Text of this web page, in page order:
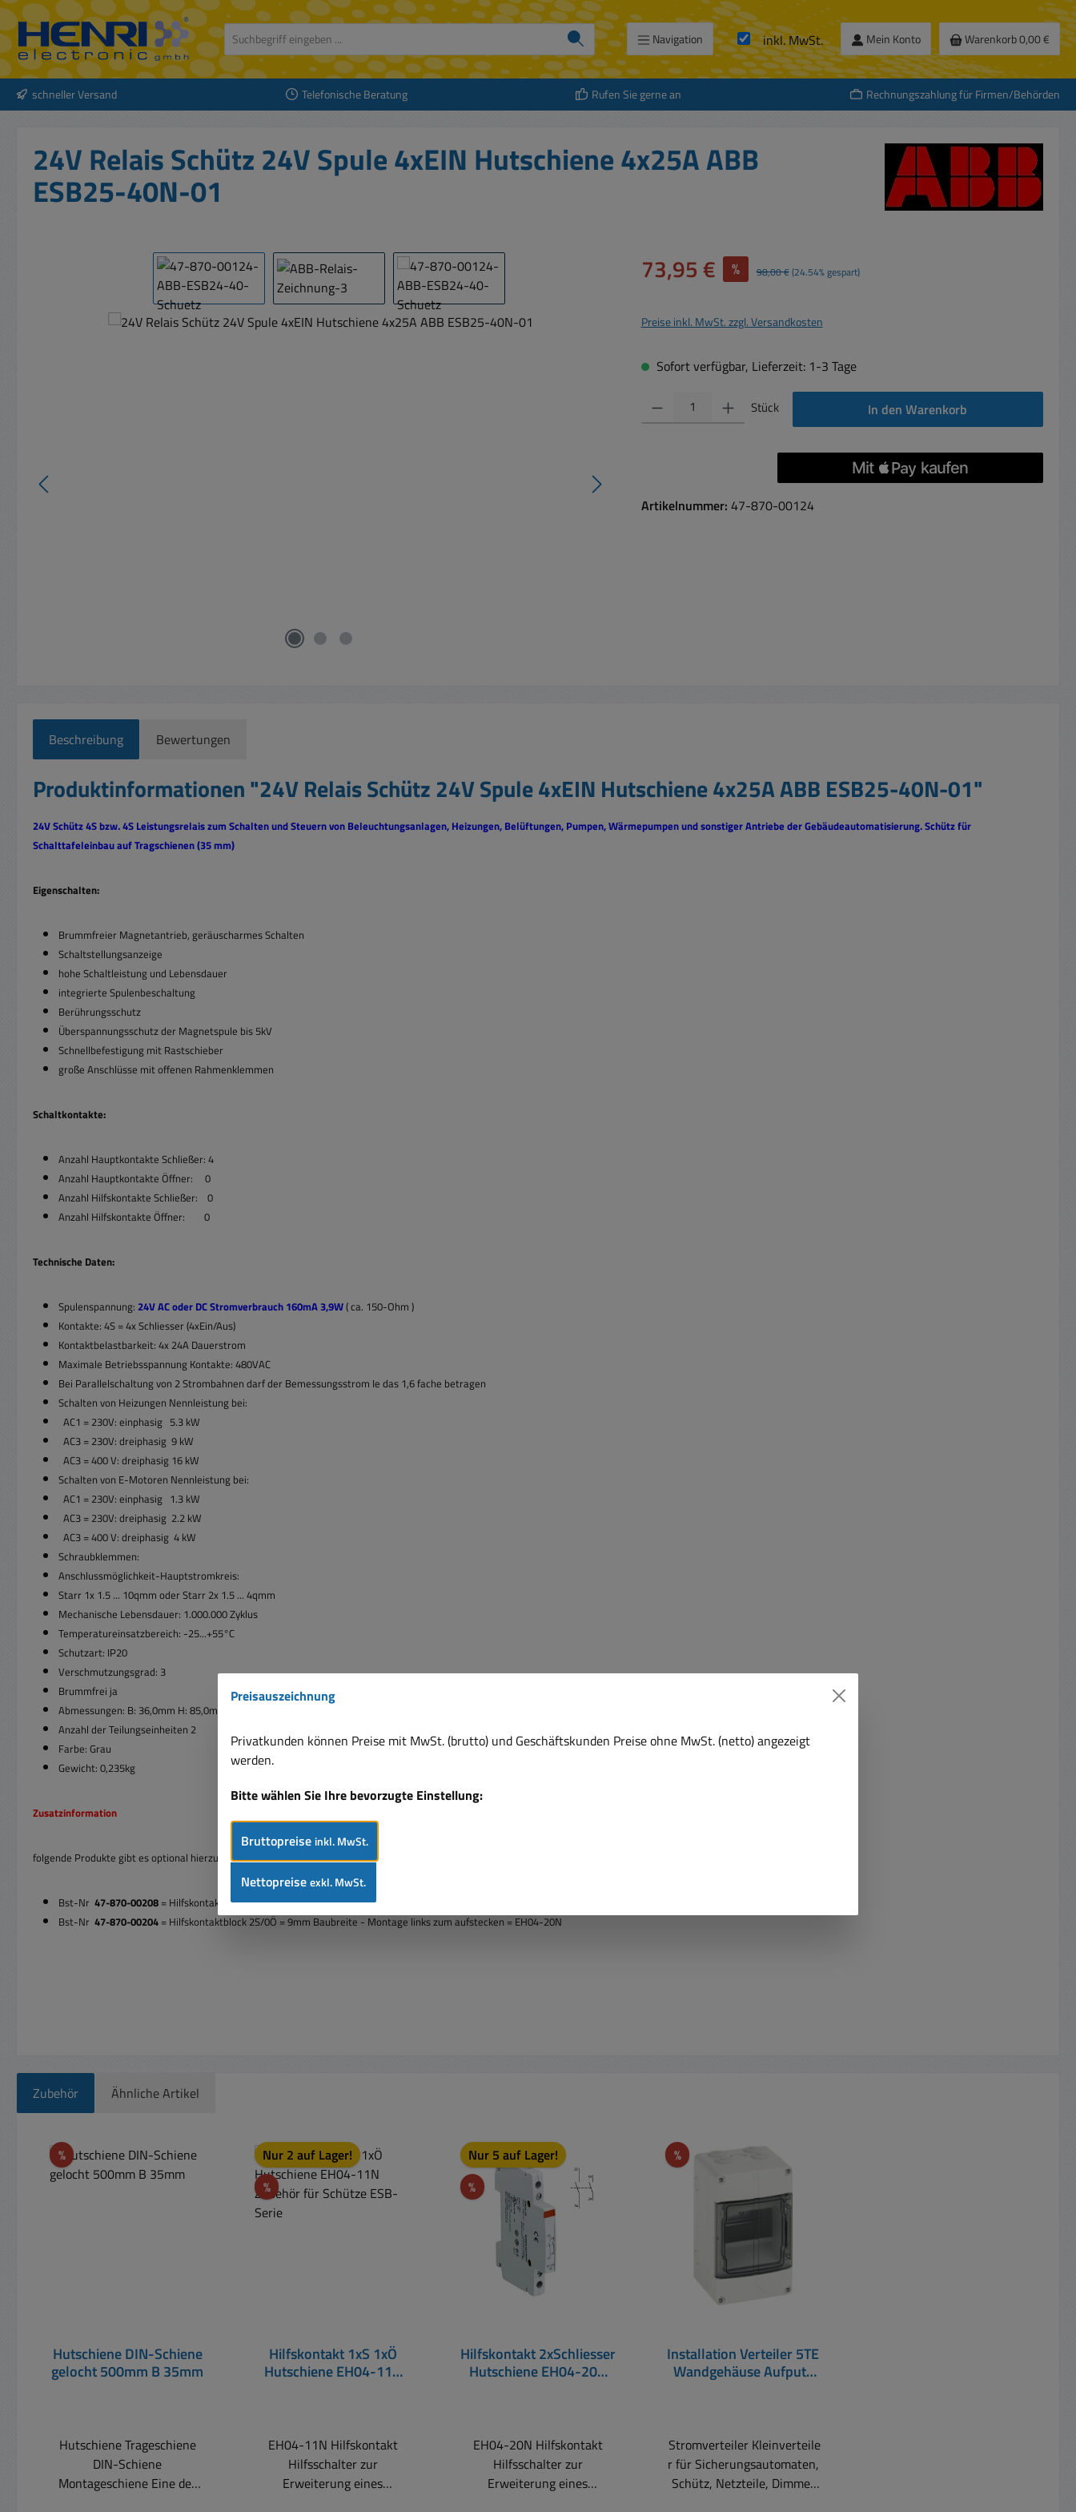
Hauptinhalt springen
Zur Suche springen
Zur Hauptnavigation springen
Navigation inkl. MwSt. Mein Konto Warenkorb0,00 €
schneller Versand Telefonische Beratung Rufen Sie gerne an Rechnungszahlung für Firmen/Behörden
24V Relais Schütz 24V Spule 4xEIN Hutschiene 4x25A ABB
ESB25-40N-01
Bildergalerie überspringen Verkaufspreis:
73,95 € % Regulärer Preis:
98,00 €(24.54% gespart)
Preise inkl. MwSt. zzgl. Versandkosten
Sofort verfügbar, Lieferzeit: 1-3 Tage
Produkt Anzahl: Gib den gewünschten Wert ein oder benutze die Schaltflächen um die
Stück In den Warenkorb
Artikelnummer: 47-870-00124
Beschreibung Bewertungen
Produktinformationen "24V Relais Schütz 24V Spule 4xEIN Hutschiene 4x25A ABB ESB25-40N-01"
24V Schütz 4S bzw. 4S Leistungsrelais zum Schalten und Steuern von Beleuchtungsanlagen, Heizungen, Belüftungen, Pumpen, Wärmepumpen und sonstiger Antriebe der Gebäudeautomatisierung. Schütz für
Schalttafeleinbau auf Tragschienen (35 mm)
Eigenschalten:
Brummfreier Magnetantrieb, geräuscharmes Schalten
Schaltstellungsanzeige
hohe Schaltleistung und Lebensdauer
integrierte Spulenbeschaltung
Berührungsschutz
Überspannungsschutz der Magnetspule bis 5kV
Schnellbefestigung mit Rastschieber
große Anschlüsse mit offenen Rahmenklemmen
Schaltkontakte:
Anzahl Hauptkontakte Schließer: 4
Anzahl Hauptkontakte Öffner: 0
Anzahl Hilfskontakte Schließer: 0
Anzahl Hilfskontakte Öffner: 0
Technische Daten:
Spulenspannung: 24V AC oder DC Stromverbrauch 160mA 3,9W( ca. 150-Ohm )
Kontakte: 4S = 4x Schliesser (4xEin/Aus)
Kontaktbelastbarkeit: 4x 24A Dauerstrom
Maximale Betriebsspannung Kontakte: 480VAC
Bei Parallelschaltung von 2 Strombahnen darf der Bemessungsstrom Ie das 1,6 fache betragen
Schalten von Heizungen Nennleistung bei:
AC1 = 230V: einphasig 5.3 kW
AC3 = 230V: dreiphasig 9 kW
AC3 = 400 V: dreiphasig 16 kW
Schalten von E-Motoren Nennleistung bei:
AC1 = 230V: einphasig 1.3 kW
AC3 = 230V: dreiphasig 2.2 kW
AC3 = 400 V: dreiphasig 4 kW
Schraubklemmen:
Anschlussmöglichkeit-Hauptstromkreis:
Starr 1x 1.5 ... 10qmm oder Starr 2x 1.5 ... 4qmm
Mechanische Lebensdauer: 1.000.000 Zyklus
Temperatureinsatzbereich: -25...+55°C
Schutzart: IP20
Verschmutzungsgrad: 3
Brummfrei ja
Abmessungen: B: 36,0mm H: 85,0mm T: 65,00mm
Anzahl der Teilungseinheiten 2
Farbe: Grau
Gewicht: 0,235kg
Zusatzinformation
folgende Produkte gibt es optional hierzu ( fals benötigt max 1x möglich )
Bst-Nr 47-870-00208 = Hilfskontaktblock 1S/1Ö = 9mm Baubreite - Montage links zum aufstecken = EH04-11N
Bst-Nr 47-870-00204 = Hilfskontaktblock 2S/0Ö = 9mm Baubreite - Montage links zum aufstecken = EH04-20N
Zubehör Ähnliche Artikel
Produktgalerie überspringen
%Rabatt
Hutschiene DIN-Schiene
gelocht 500mm B 35mm
Hutschiene Trageschiene
DIN-Schiene
Montageschiene Eine der
Nur 2 auf Lager!
%Rabatt
Hilfskontakt 1xS 1xÖ
Hutschiene EH04-11N
EH04-11N Hilfskontakt
Hilfsschalter zur
Erweiterung eines
Nur 5 auf Lager!
%Rabatt
Hilfskontakt 2xSchliesser
Hutschiene EH04-20N
EH04-20N Hilfskontakt
Hilfsschalter zur
Erweiterung eines
%Rabatt
Installation Verteiler 5TE
Wandgehäuse Aufputz
Stromverteiler Kleinverteile
r für Sicherungsautomaten,
Schütz, Netzteile, Dimmer
Preisauszeichnung
Privatkunden können Preise mit MwSt. (brutto) und Geschäftskunden Preise ohne MwSt. (netto) angezeigt
werden.
Bitte wählen Sie Ihre bevorzugte Einstellung:
Bruttopreise inkl. MwSt.
Nettopreiseexkl. MwSt.